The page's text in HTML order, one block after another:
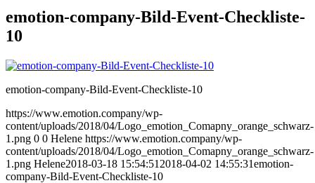
emotion-company-Bild-Event-Checkliste-
10
emotion-company-Bild-Event-Checkliste-10
https://www.emotion.company/wp-
content/uploads/2018/04/Logo_emotion_Comapny_orange_schwarz-
1.png 0 0 Helene https://www.emotion.company/wp-
content/uploads/2018/04/Logo_emotion_Comapny_orange_schwarz-
1.png Helene2018-03-18 15:54:51 2018-04-02 14:55:31emotion-
company-Bild-Event-Checkliste-10